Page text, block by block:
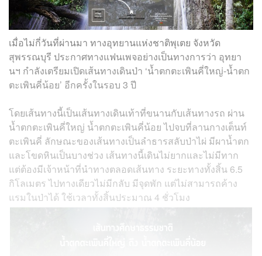
เมื่อไม่กี่วันที่ผ่านมา ทางอุทยานแห่งชาติพุเตย จังหวัด
สุพรรณบุรี ประกาศทางแฟนเพจอย่างเป็นทางการว่า อุทยา
นฯ กำลังเตรียมเปิดเส้นทางเดินป่า ‘น้ำตกตะเพินคี่ใหญ่-น้ำตก
ตะเพินคี่น้อย’ อีกครั้งในรอบ 3 ปี
โดยเส้นทางนี้เป็นเส้นทางเดินเท้าที่ขนานกับเส้นทางรถ ผ่าน
น้ำตกตะเพินคี่ใหญ่ น้ำตกตะเพินคี่น้อย ไปจบที่ลานกางเต็นท์
ตะเพินคี่ ลักษณะของเส้นทางเป็นลำธารสลับป่าไผ่ มีผาน้ำตก
และโขดหินเป็นบางช่วง เส้นทางนี้เดินไม่ยากและไม่มีทาก
แต่ต้องมีเจ้าหน้าที่นำทางตลอดเส้นทาง ระยะทางทั้งสิ้น 6.5
กิโลเมตร ไปทางเดียวไม่มีกลับ มีจุดพัก แต่ไม่สามารถค้าง
แรมในป่าได้ ใช้เวลาทั้งสิ้นประมาณ 4 ชั่วโมง